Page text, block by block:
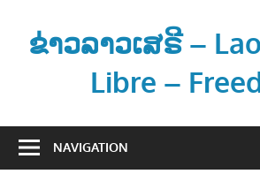
contentຂ່າວລາວເສຣີ –
Libre –
າ
NAVIGATION